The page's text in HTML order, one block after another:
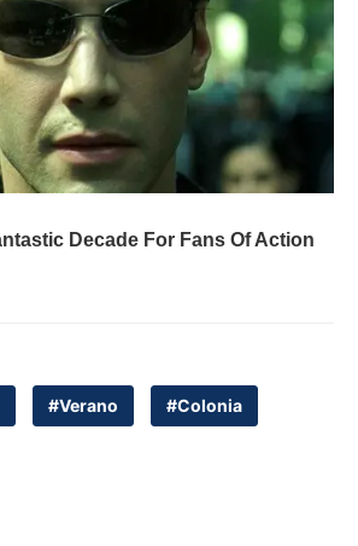
#Verano #Colonia